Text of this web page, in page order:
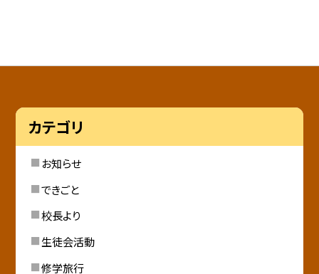
カテゴリ
お知らせ
できごと
校長より
生徒会活動
修学旅行